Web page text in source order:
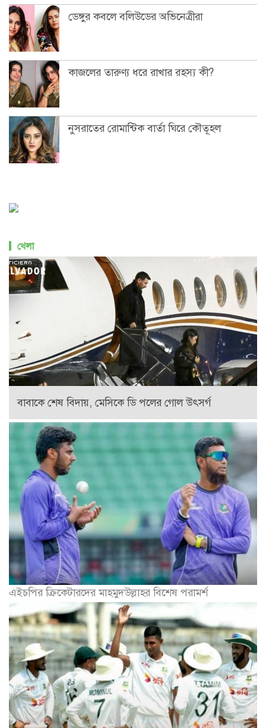
ডেঙ্গুর কবলে বলিউডের অভিনেত্রীরা
কাজলের তারুণ্য ধরে রাখার রহস্য কী?
নুসরাতের রোমান্টিক বার্তা ঘিরে কৌতূহল
খেলা
বাবাকে শেষ বিদায়, মেসিকে ডি পলের গোল উৎসর্গ
এইচপির ক্রিকেটারদের মাহমুদউল্লাহর বিশেষ পরামর্শ